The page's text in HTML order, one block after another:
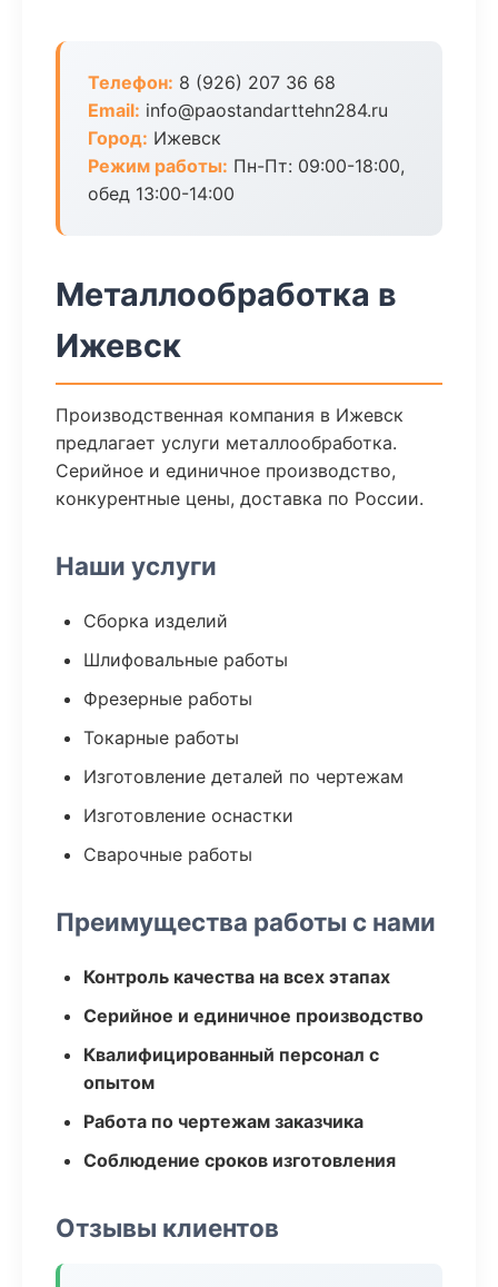
Телефон: 8 (926) 207 36 68
Email: info@paostandarttehn284.ru
Город: Ижевск
Режим работы: Пн-Пт: 09:00-18:00,
обед 13:00-14:00
Металлообработка в
Ижевск
Производственная компания в Ижевск
предлагает услуги металлообработка.
Серийное и единичное производство,
конкурентные цены, доставка по России.
Наши услуги
Сборка изделий
Шлифовальные работы
Фрезерные работы
Токарные работы
Изготовление деталей по чертежам
Изготовление оснастки
Сварочные работы
Преимущества работы с нами
Контроль качества на всех этапах
Серийное и единичное производство
Квалифицированный персонал с
опытом
Работа по чертежам заказчика
Соблюдение сроков изготовления
Отзывы клиентов